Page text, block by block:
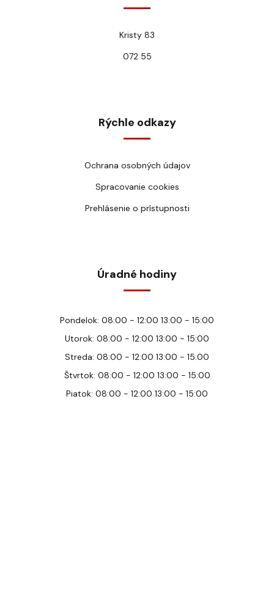
Kristy 83
072 55
Rýchle odkazy
Ochrana osobných údajov
Spracovanie cookies
Prehlásenie o prístupnosti
Úradné hodiny
Pondelok: 08:00 - 12:00 13:00 - 15:00
Utorok: 08:00 - 12:00 13:00 - 15:00
Streda: 08:00 - 12:00 13:00 - 15:00
Štvrtok: 08:00 - 12:00 13:00 - 15:00
Piatok: 08:00 - 12:00 13:00 - 15:00